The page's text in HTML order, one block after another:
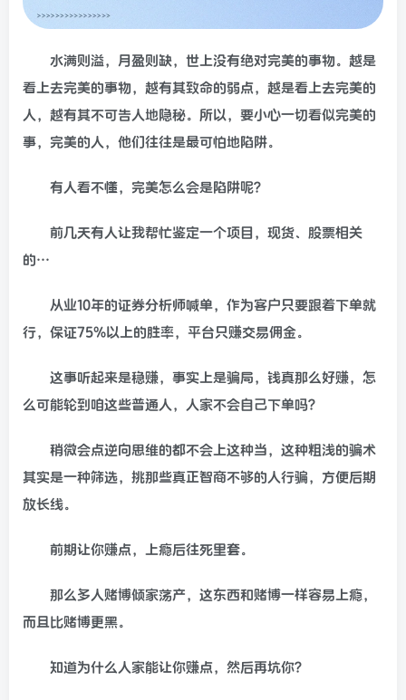
水满则溢，月盈则缺，世上没有绝对完美的事物。越是
看上去完美的事物，越有其致命的弱点，越是看上去完美的
人，越有其不可告人地隐秘。所以，要小心一切看似完美的
事，完美的人，他们往往是最可怕地陷阱。
有人看不懂，完美怎么会是陷阱呢？
前几天有人让我帮忙鉴定一个项目，现货、股票相关
的…
从业10年的证券分析师喊单，作为客户只要跟着下单就
行，保证75%以上的胜率，平台只赚交易佣金。
这事听起来是稳赚，事实上是骗局，钱真那么好赚，怎
么可能轮到咱这些普通人，人家不会自己下单吗？
稍微会点逆向思维的都不会上这种当，这种粗浅的骗术
其实是一种筛选，挑那些真正智商不够的人行骗，方便后期
放长线。
前期让你赚点，上瘾后往死里套。
那么多人赌博倾家荡产，这东西和赌博一样容易上瘾，
而且比赌博更黑。
知道为什么人家能让你赚点，然后再坑你？